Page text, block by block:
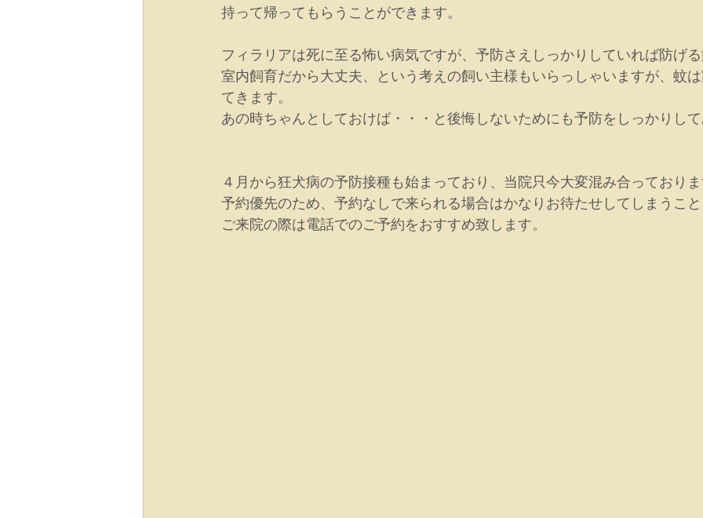
持って帰ってもらうことができます。
フィラリアは死に至る怖い病気ですが、予防さえしっかりしていれば防げる
室内飼育だから大丈夫、という考えの飼い主様もいらっしゃいますが、蚊
てきます。
あの時ちゃんとしておけば・・・と後悔しないためにも予防をしっかりして
４月から狂犬病の予防接種も始まっており、当院只今大変混み合っておりま
予約優先のため、予約なしで来られる場合はかなりお待たせしてしまうこと
ご来院の際は電話でのご予約をおすすめ致します。